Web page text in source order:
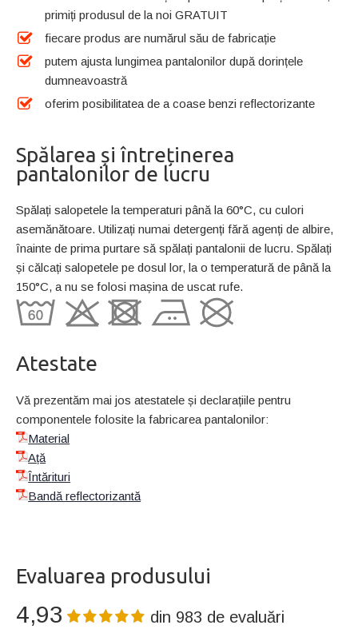
primiți produsul de la noi GRATUIT
fiecare produs are numărul său de fabricație
putem ajusta lungimea pantalonilor după dorințele
dumneavoastră
oferim posibilitatea de a coase benzi reflectorizante
Spălarea și întreținerea
pantalonilor de lucru
Spălați salopetele la temperaturi până la 60°C, cu culori
asemănătoare. Utilizați numai detergenți fără agenți de albire,
înainte de prima purtare să spălați pantalonii de lucru. Spălați
și călcați salopetele pe dosul lor, la o temperatură de până la
150°C, a nu se folosi mașina de uscat rufe.
Atestate
Vă prezentăm mai jos atestatele și declarațiile pentru
componentele folosite la fabricarea pantalonilor:
Material
Ață
Întărituri
Bandă reflectorizantă
Evaluarea produsului
4,93 din 983 de evaluări